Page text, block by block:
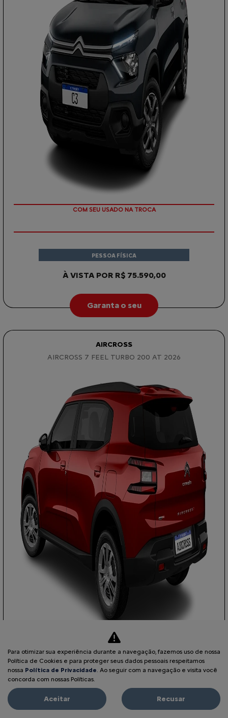
COM SEU USADO NA TROCA
À VISTA POR R$ 75.590,00
PESSOA FÍSICA
Garanta o seu
AIRCROSS
AIRCROSS 7 FEEL TURBO 200 AT 2026
COM SEU USADO NA TROCA
PESSOA FÍSICA
Para otimizar sua experiência durante a navegação, fazemos uso de nossa
Política de Cookies e para proteger seus dados pessoais respeitamos
nossa Política de Privacidade. Ao seguir com a navegação e visita você
concorda com nossas Políticas.
Aceitar Recusar